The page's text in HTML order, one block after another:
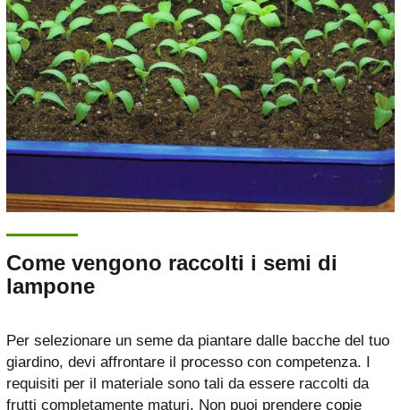
Come vengono raccolti i semi di
lampone
Per selezionare un seme da piantare dalle bacche del tuo
giardino, devi affrontare il processo con competenza. I
requisiti per il materiale sono tali da essere raccolti da
frutti completamente maturi. Non puoi prendere copie